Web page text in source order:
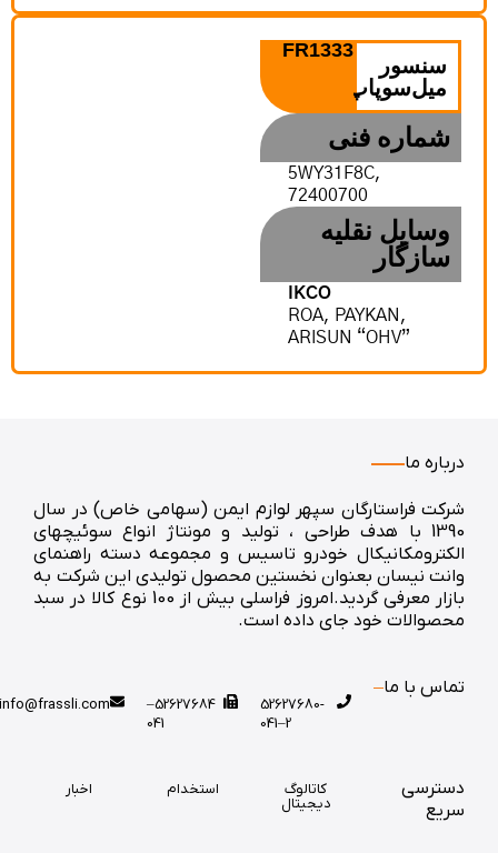
سنسور
میل‌سوپاپ
FR1333
شماره فنی
5WY31F8C,
72400700
وسایل نقلیه
سازگار
IKCO
ROA, PAYKAN,
ARISUN “OHV”
درباره ما
شرکت فراستارگان سپهر لوازم ایمن (سهامی خاص) در سال
1390 با هدف طراحی ، تولید و مونتاژ انواع سوئیچهای
الکترومکانیکال خودرو تاسیس و مجموعه دسته راهنمای
وانت نیسان بعنوان نخستین محصول تولیدی این شرکت به
بازار معرفی گردید.امروز فراسلی بیش از 100 نوع کالا در سبد
محصوالات خود جای داده است.
تماس با ما
52627680-
2–041
52627684–
041
info@frassli.com
دسترسی
سریع
کاتالوگ
دیجیتال
استخدام اخبار